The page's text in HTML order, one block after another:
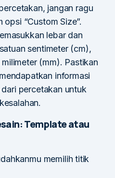
jangan ragu
opsi “Custom Size”.
lebar dan
sentimeter (cm),
(mm). Pastikan
informasi
percetakan untuk
Template atau
memilih titik